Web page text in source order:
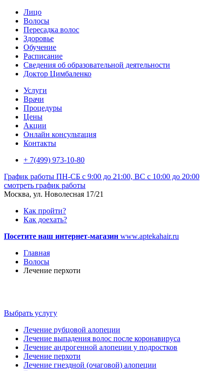
Лицо
Волосы
Пересадка волос
Здоровье
Обучение
Расписание
Сведения об образовательной деятельности
Доктор Цимбаленко
Услуги
Врачи
Процедуры
Цены
Акции
Онлайн консультация
Контакты
+ 7(499) 973-10-80
График работы ПН-СБ с 9:00 до 21:00, ВС с 10:00 до 20:00
смотреть график работы
Москва, ул. Новолесная 17/21
Как пройти?
Как доехать?
Посетите наш интернет-магазин www.aptekahair.ru
Главная
Волосы
Лечение перхоти
Выбрать услугу
Лечение рубцовой алопеции
Лечение выпадения волос после коронавируса
Лечение андрогенной алопеции у подростков
Лечение перхоти
Лечение гнездной (очаговой) алопеции